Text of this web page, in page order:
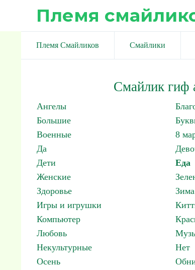
Племя
Племя Смайликов Смайлики
Смайлик гиф
Ангелы
Большие
Военные
8
Да
Дети
Еда
Женские
Здоровье
Зима
Игры и игрушки
Компьютер
Любовь
Некультурные
Нет
Осень